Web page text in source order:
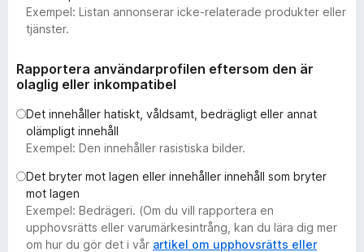
n
l
g
r
i
r
e
f
Exempel: Listan annonserar icke-relaterade produkter eller
tjänster.
Rapportera användarprofilen eftersom den är
olaglig eller inkompatibel
Det innehåller hatiskt, våldsamt, bedrägligt eller annat
olämpligt innehåll
Exempel: Den innehåller rasistiska bilder.
Det bryter mot lagen eller innehåller innehåll som bryter
mot lagen
Exempel: Bedrägeri. (Om du vill rapportera en
upphovsrätts eller varumärkesintrång, kan du lära dig mer
om hur du gör det i vår artikel om upphovsrätts eller